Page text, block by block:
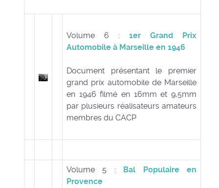
Volume 6 : 1er Grand Prix
Automobile à Marseille en 1946
Document présentant le premier
grand prix automobile de Marseille
en 1946 filmé en 16mm et 9,5mm
par plusieurs réalisateurs amateurs
membres du CACP
Volume 5 :
Bal Populaire en
Provence